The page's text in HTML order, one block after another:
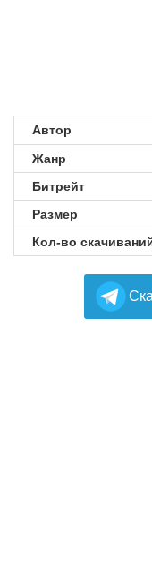
Автор
Жанр
Битрейт
Размер
Кол-во